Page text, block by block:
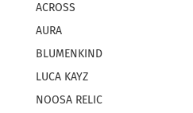
ACROSS
AURA
BLUMENKIND
LUCA KAYZ
NOOSA RELIC